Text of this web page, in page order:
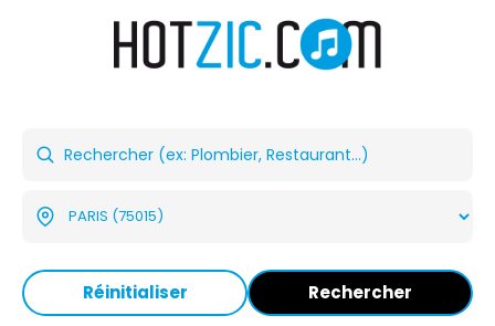
Réinitialiser Rechercher